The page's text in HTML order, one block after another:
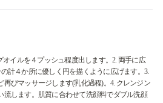
オイルを４プッシュ程度出します。2. 両手に広
計４か所に優しく円を描くように広げます。3.
びマッサージします(乳化過程)。4. クレンジン
流します。肌質に合わせて洗顔料でダブル洗顔